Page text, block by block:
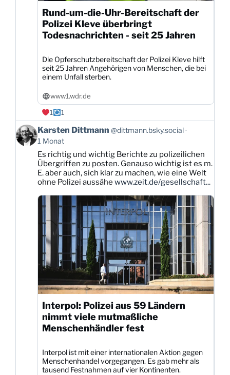
Rund-um-die-Uhr-Bereitschaft der
Polizei Kleve überbringt
Todesnachrichten - seit 25 Jahren
Die Opferschutzbereitschaft der Polizei Kleve hilft
seit 25 Jahren Angehörigen von Menschen, die bei
einem Unfall sterben.
www1.wdr.de
1
1
Beitrag
von
Karsten
Dittmann
Bluesky
ansehen
Karsten Dittmann @dittmann.bsky.social
1 Monat
Es richtig und wichtig Berichte zu polizeilichen
Übergriffen zu posten. Genauso wichtig ist es m.
E. aber auch, sich klar zu machen, wie eine Welt
ohne Polizei aussähe www.zeit.de/gesellschaft...
Interpol: Polizei aus 59 Ländern
nimmt viele mutmaßliche
Menschenhändler fest
Interpol ist mit einer internationalen Aktion gegen
Menschenhandel vorgegangen. Es gab mehr als
tausend Festnahmen auf vier Kontinenten.